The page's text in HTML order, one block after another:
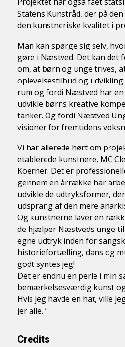
Statens Kunstråd, der på
den kunstneriske kvalitet i
Man kan spørge sig selv,
gøre i Næstved. Det kan det
om, at børn og unge trives,
oplevelsestilbud og
rum og fordi Næstved har
udvikle børns kreative
tanker. Og fordi Næstved
visioner for fremtidens
Vi har allerede hørt om
etablerede kunstnere, MC
Koerner. Det er
gennem en årrække har
udvikle de udtryksformer,
udsprang af den mere
Og kunstnerne laver en
de hjælper Næstveds unge til
egne udtryk inden for
historiefortælling, dans og
godt syntes jeg!
Det er endnu en perle i min
bemærkelsesværdig kunst
Hvis jeg havde en hat, ville
jer alle. ”
Credits